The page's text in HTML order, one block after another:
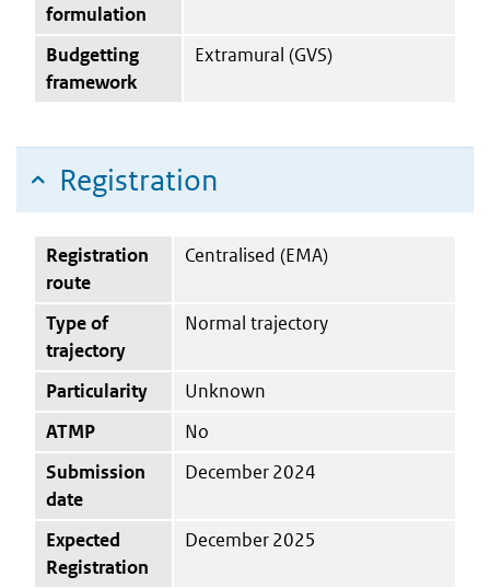
formulation
Budgetting
framework
Extramural (GVS)
Registration
Registration
route
Centralised (EMA)
Type of
trajectory
Normal trajectory
Particularity
Unknown
ATMP
No
Submission
date
December 2024
Expected
Registration
December 2025